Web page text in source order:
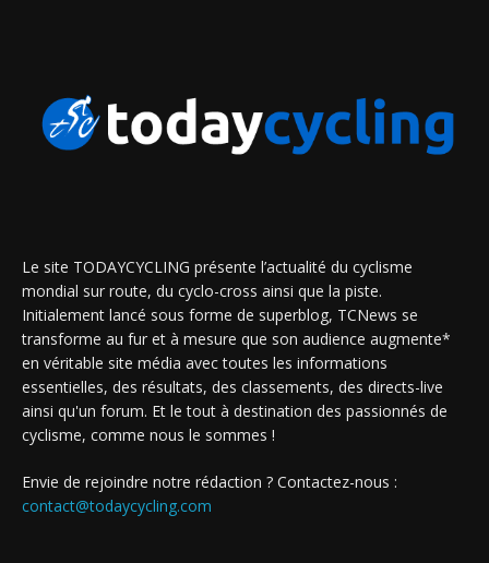
Le site TODAYCYCLING présente l’actualité du cyclisme
mondial sur route, du cyclo-cross ainsi que la piste.
Initialement lancé sous forme de superblog, TCNews se
transforme au fur et à mesure que son audience augmente*
en véritable site média avec toutes les informations
essentielles, des résultats, des classements, des directs-live
ainsi qu'un forum. Et le tout à destination des passionnés de
cyclisme, comme nous le sommes !
Envie de rejoindre notre rédaction ? Contactez-nous :
contact@todaycycling.com